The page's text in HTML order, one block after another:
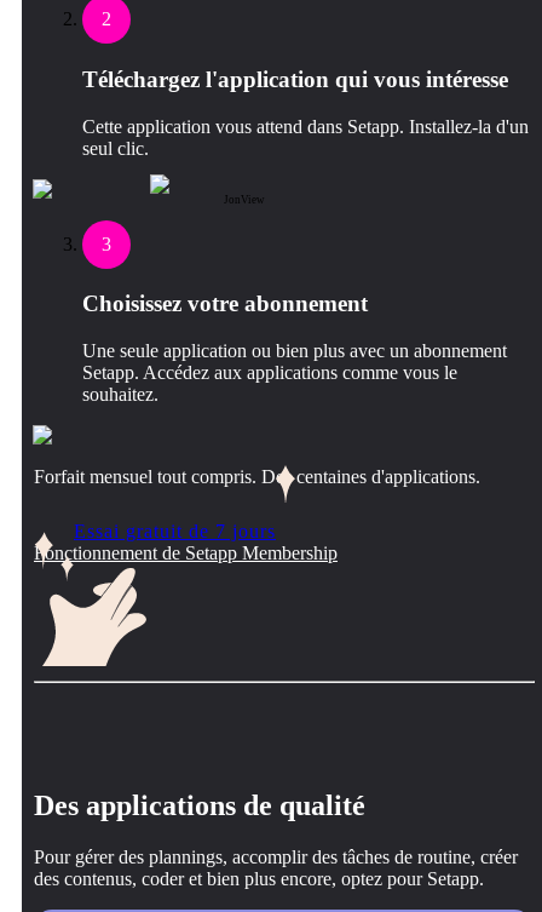
2
Téléchargez l'application qui vous intéresse
Cette application vous attend dans Setapp. Installez-la d'un
seul clic.
JonView
3
Choisissez votre abonnement
Une seule application ou bien plus avec un abonnement
Setapp. Accédez aux applications comme vous le
souhaitez.
Forfait mensuel tout compris. Des centaines d'applications.
Essai gratuit de 7 jours
Fonctionnement de Setapp Membership
Des applications de qualité
Pour gérer des plannings, accomplir des tâches de routine, créer
des contenus, coder et bien plus encore, optez pour Setapp.